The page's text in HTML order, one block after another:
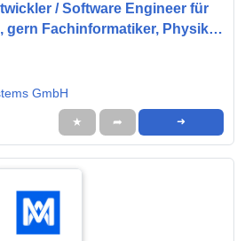
/ Software Engineer für
gern Fachinformatiker, Physiker
GmbH
★ ➦ ➜